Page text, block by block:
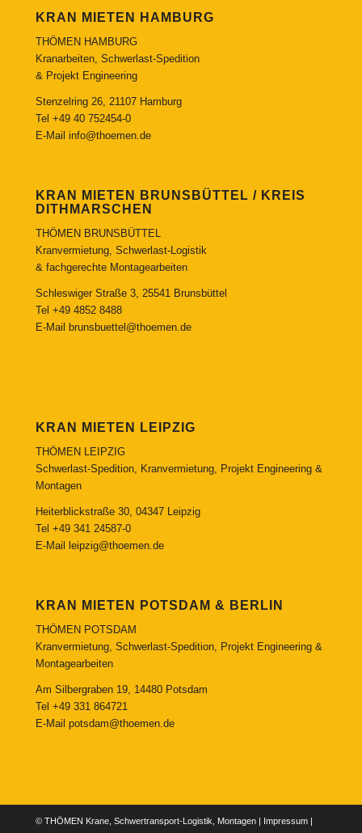
KRAN MIETEN HAMBURG
THÖMEN HAMBURG
Kranarbeiten, Schwerlast-Spedition
& Projekt Engineering
Stenzelring 26, 21107 Hamburg
Tel +49 40 752454-0
E-Mail info@thoemen.de
KRAN MIETEN BRUNSBÜTTEL / KREIS
DITHMARSCHEN
THÖMEN BRUNSBÜTTEL
Kranvermietung, Schwerlast-Logistik
& fachgerechte Montagearbeiten
Schleswiger Straße 3, 25541 Brunsbüttel
Tel +49 4852 8488
E-Mail
brunsbuettel@thoemen.de
KRAN MIETEN LEIPZIG
THÖMEN LEIPZIG
Schwerlast-Spedition, Kranvermietung, Projekt Engineering &
Montagen
Heiterblickstraße 30, 04347 Leipzig
Tel +49 341 24587-0
E-Mail
leipzig@thoemen.de
KRAN MIETEN POTSDAM & BERLIN
THÖMEN POTSDAM
Kranvermietung, Schwerlast-Spedition, Projekt Engineering &
Montagearbeiten
Am Silbergraben 19, 14480 Potsdam
Tel +49 331 864721
E-Mail potsdam@thoemen.de
© THÖMEN Krane, Schwertransport-Logistik, Montagen | Impressum|